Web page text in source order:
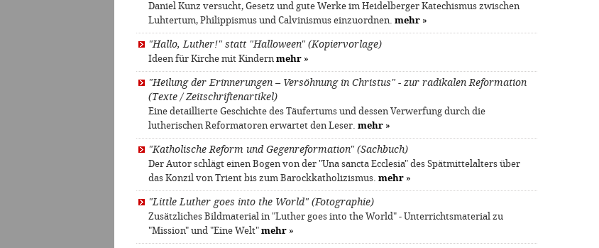
Daniel Kunz versucht, Gesetz und gute Werke im Heidelberger Katechismus zwischen
Luhtertum, Philippismus und Calvinismus einzuordnen. mehr »
"Hallo, Luther!" statt "Halloween" (Kopiervorlage)
Ideen für Kirche mit Kindern mehr »
"Heilung der Erinnerungen – Versöhnung in Christus" - zur radikalen Reformation
(Texte / Zeitschriftenartikel)
Eine detaillierte Geschichte des Täufertums und dessen Verwerfung durch die
lutherischen Reformatoren erwartet den Leser. mehr »
"Katholische Reform und Gegenreformation" (Sachbuch)
Der Autor schlägt einen Bogen von der "Una sancta Ecclesia" des Spätmittelalters über
das Konzil von Trient bis zum Barockkatholizismus. mehr »
"Little Luther goes into the World" (Fotographie)
Zusätzliches Bildmaterial in "Luther goes into the World" - Unterrichtsmaterial zu
"Mission" und "Eine Welt" mehr »